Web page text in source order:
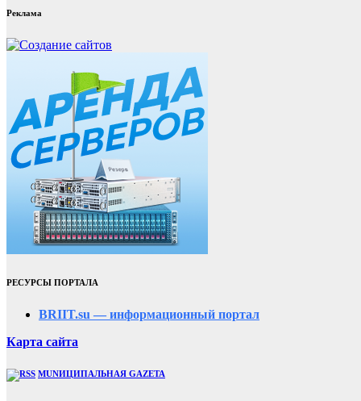
Реклама
РЕСУРСЫ ПОРТАЛА
BRIIT.su — информационный портал
Карта сайта
MUNИЦИПАЛЬНАЯ GAZЕТА